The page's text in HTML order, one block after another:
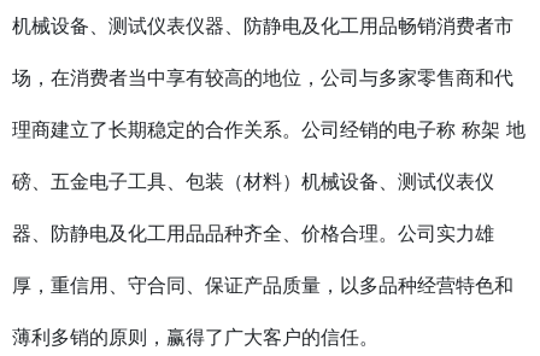
机械设备、测试仪表仪器、防静电及化工用品畅销消费者市
场，在消费者当中享有较高的地位，公司与多家零售商和代
理商建立了长期稳定的合作关系。公司经销的电子称 称架 地
磅、五金电子工具、包装（材料）机械设备、测试仪表仪
器、防静电及化工用品品种齐全、价格合理。公司实力雄
厚，重信用、守合同、保证产品质量，以多品种经营特色和
薄利多销的原则，赢得了广大客户的信任。